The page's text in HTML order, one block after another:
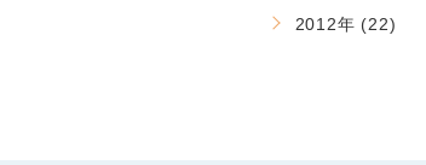
2012年 (22)